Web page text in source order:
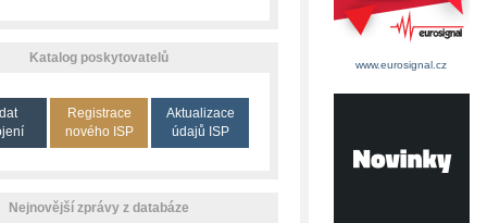
Katalog poskytovatelů
Registrace
nového ISP
Aktualizace
údajů ISP
Nejnovější zprávy z databáze
www.eurosignal.cz